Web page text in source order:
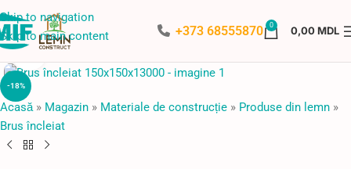
Skip to navigation
Skip to main content
+373 68555870 0 0,00MDL
-18%
Faceți click pentru a mări
Acasă» Magazin » Materiale de construcție » Produse din lemn »
Brus încleiat